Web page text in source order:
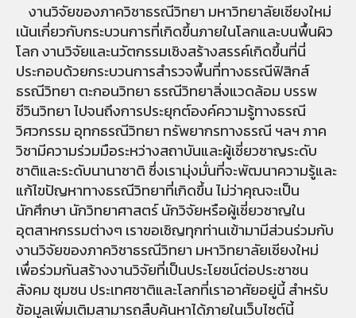
งานวิจัยของภาควิชาธรณีวิทยา มหาวิทยาลัยเชียงใหม่
เน้นเกี่ยวกับกระบวนการที่เกิดขึ้นภายในโลกและบนพื้นผิว
โลก งานวิจัยและนวัตกรรมเชิงสร้างสรรค์เกิดขึ้นที่นี่
ประกอบด้วยกระบวนการสำรวจพื้นที่ทางธรณีฟิสิกส์
ธรณีวิทยา ตะกอนวิทยา ธรณีวิทยาสิ่งแวดล้อม บรรพ
ชีวินวิทยา ไปจนถึงการประยุกต์องค์ความรู้ทางธรณี
วิศวกรรม อุทกธรณีวิทยา ทรัพยากรทางธรณี ฯลฯ ภาค
วิชามีความร่วมมือระหว่างสถาบันและผู้เชี่ยวชาญระดับ
ชาติและระดับนานาชาติ ซึ่งเรามุ่งมั่นที่จะพัฒนาความรู้และ
แก้ไขปัญหาทางธรณีวิทยาที่เกิดขึ้น ไม่ว่าคุณจะเป็น
นักศึกษา นักวิทยาศาสตร์ นักวิจัยหรือผู้เชี่ยวชาญใน
อุตสาหกรรมต่างๆ เราขอเชิญทุกท่านเข้ามามีส่วนร่วมกับ
งานวิจัยของภาควิชาธรณีวิทยา มหาวิทยาลัยเชียงใหม่
เพื่อร่วมกันสร้างงานวิจัยที่เป็นประโยชน์ต่อประชาชน
สังคม ชุมชน ประเทศชาติและโลกที่เราอาศัยอยู่นี้ สำหรับ
ข้อมูลเพิ่มเติมสามารถสืบค้นหาได้ภายในเว็บไซต์นี้